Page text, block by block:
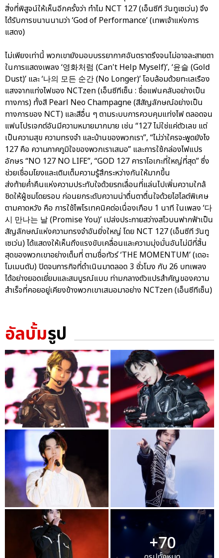
สิ่งที่พิสูจน์ให้เห็นอีกครั้งว่า ทำไม NCT 127 (เอ็นซีที วันทูเซเว่น) จึง
ได้รับการขนานนามว่า ‘God of Performance’ (เทพเจ้าแห่งการ
แสดง)
ไม่เพียงเท่านี้ พวกเขายังมอบบรรยากาศอันตราตรึงจนไม่อาจละสายตา
ในการแสดงเพลง ‘영화처럼 (Can't Help Myself)’, ‘윤슬 (Gold
Dust)’ และ ‘나의 모든 순간 (No Longer)’ โอบล้อมด้วยทะเลเรือง
แสงจากแท่งไฟของ NCTzen (เอ็นซีทีเซ็น : ชื่อแฟนคลับอย่างเป็น
ทางการ) ทั้งสี Pearl Neo Champagne (สีสัญลักษณ์อย่างเป็น
ทางการของ NCT) และสีอื่น ๆ ตามระบบการควบคุมแท่งไฟ ตลอดจน
แฟนโปรเจกต์อันมีความหมายมากมาย เช่น “127 ไม่ใช่แค่ตัวเลข แต่
เป็นความสุข ความทรงจำ และบ้านของพวกเรา”, “ไม่ว่าใครจะพูดยังไง
127 คือ ความภาคภูมิใจของพวกเราเสมอ” และการใช้กล่องไฟแปร
อักษร “NO 127 NO LIFE”, “GOD 127 คาราโอเกะที่ใหญ่ที่สุด” ซึ่ง
ช่วยเชื่อมโยงและเติมเต็มความรู้สึกระหว่างกันให้มากขึ้น
ส่งท้ายค่ำคืนแห่งความประทับใจด้วยรถเลื่อนที่แล่นไปเพิ่มความใกล้
ชิดให้ผู้ชมโดยรอบ ก่อนยกระดับความน่าตื่นตาตื่นใจด้วยไฮไลต์พิเศษ
ตามคาดหวัง คือ การใช้ไพโรเทคนิคต่อเนื่องเกือบ 1 นาที ในเพลง ‘다
시 만나는 날 (Promise You)’ เปล่งประกายสว่างสไวบนฟากฟ้าเป็น
สัญลักษณ์แห่งความทรงจำอันยิ่งใหญ่ โดย NCT 127 (เอ็นซีที วันทู
เซเว่น) ได้แสดงให้เห็นถึงแรงขับเคลื่อนและความมุ่งมั่นอันไม่มีที่สิ้น
สุดของพวกเขาอย่างเต็มที่ ตามชื่อทัวร์ ‘THE MOMENTUM’ (เดอะ
โมเมนตัม) ปิดจบภารกิจที่ดำเนินมาตลอด 3 ชั่วโมง กับ 26 บทเพลง
ได้อย่างยอดเยี่ยมและสมบูรณ์แบบ ท่ามกลางตัวแปรสำคัญของความ
สำเร็จที่คอยอยู่เคียงข้างพวกเขาเสมอมาอย่าง NCTzen (เอ็นซีทีเซ็น)
อัลบั้มรูป
+70